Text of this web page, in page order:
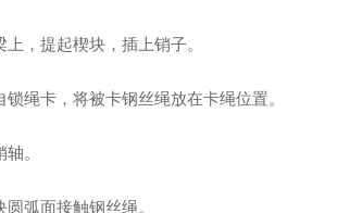
，提起楔块，插上销子。
绳卡，将被卡钢丝绳放在卡绳位置。
。
弧面接触钢丝绳。